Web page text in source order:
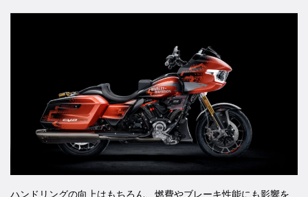
ハンドリングの向上はもちろん、燃費やブレーキ性能にも影響を